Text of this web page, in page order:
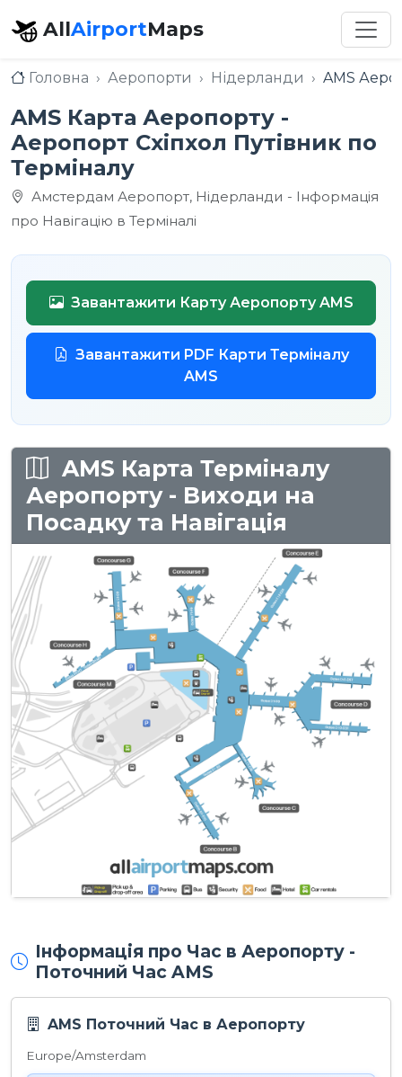
AllAirportMaps
Головна Аеропорти Нідерланди AMS
AMS Карта Аеропорту -
Аеропорт Схіпхол Путівник по
Терміналу
Амстердам Аеропорт, Нідерланди - Інформація
про Навігацію в Терміналі
Завантажити Карту Аеропорту AMS
Завантажити PDF Карти Терміналу
AMS
AMS Карта Терміналу
Аеропорту - Виходи на
Посадку та Навігація
Інформація про Час в Аеропорту -
Поточний Час AMS
AMS Поточний Час в Аеропорту
Europe/Amsterdam